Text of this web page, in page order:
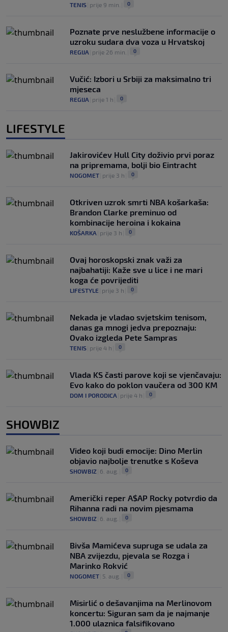
TENIS prije 9 min. 0
Poznate prve neslužbene informacije o
uzroku sudara dva voza u Hrvatskoj
REGIJA prije 26 min. 0
Vučić: Izbori u Srbiji za maksimalno tri
mjeseca
REGIJA prije 1 h 0
LIFESTYLE
Jakirovićev Hull City doživio prvi poraz
na pripremama, bolji bio Eintracht
NOGOMET prije 3 h 0
Otkriven uzrok smrti NBA košarkaša:
Brandon Clarke preminuo od
kombinacije heroina i kokaina
KOŠARKA prije 3 h 0
Ovaj horoskopski znak važi za
najbahatiji: Kaže sve u lice i ne mari
koga će povrijediti
LIFESTYLE prije 3 h 0
Nekada je vladao svjetskim tenisom,
danas ga mnogi jedva prepoznaju:
Ovako izgleda Pete Sampras
TENIS prije 4 h 0
Vlada KS časti parove koji se vjenčavaju:
Evo kako do poklon vaučera od 300 KM
DOM I PORODICA prije 4 h 0
SHOWBIZ
Video koji budi emocije: Dino Merlin
objavio najbolje trenutke s Koševa
SHOWBIZ 6. aug. 0
Američki reper A$AP Rocky potvrdio da
Rihanna radi na novim pjesmama
SHOWBIZ 6. aug. 0
Bivša Mamićeva supruga se udala za
NBA zvijezdu, pjevala se Rozga i
Marinko Rokvić
NOGOMET 5. aug. 0
Misirlić o dešavanjima na Merlinovom
koncertu: Siguran sam da je najmanje
1.000 ulaznica falsifikovano